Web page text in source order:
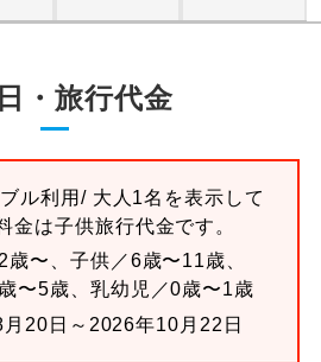
・旅行代金
ル利用/ 大人1名を表示して
金は子供旅行代金です。
歳〜、子供／6歳〜11歳、
〜5歳、乳幼児／0歳〜1歳
20日～2026年10月22日